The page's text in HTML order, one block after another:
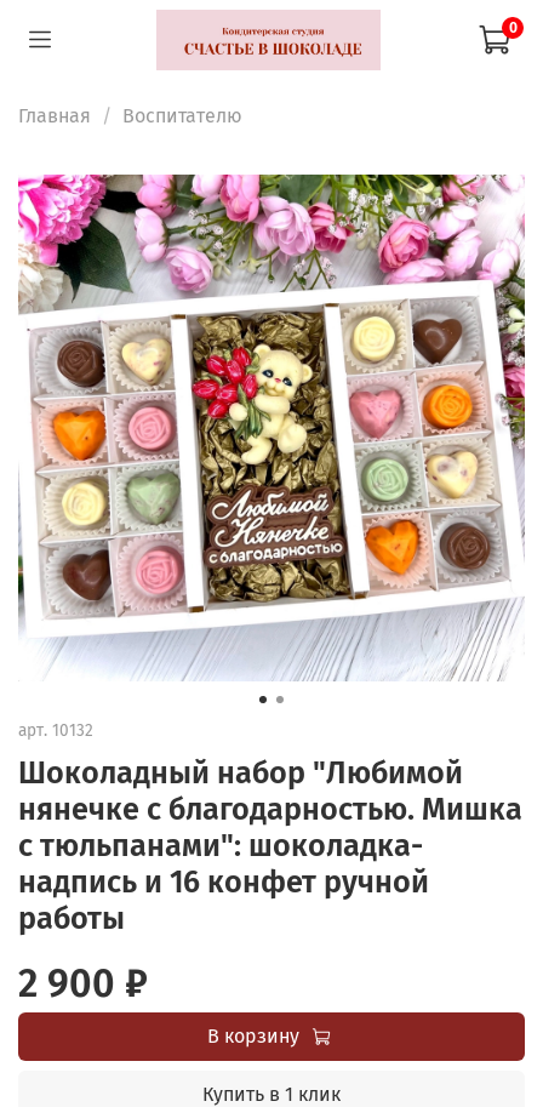
0
Главная Воспитателю
арт. 10132
Шоколадный набор "Любимой
нянечке с благодарностью. Мишка
с тюльпанами": шоколадка-
надпись и 16 конфет ручной
работы
2 900 ₽
В корзину
Купить в 1 клик